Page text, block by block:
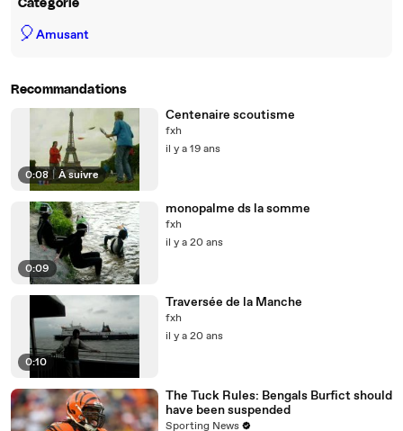
Catégorie
🎈Amusant
Recommandations
0:08 | À suivre
Centenaire scoutisme
fxh
il y a 19 ans
0:09
monopalme ds la somme
fxh
il y a 20 ans
0:10
Traversée de la Manche
fxh
il y a 20 ans
The Tuck Rules: Bengals Burfict should
have been suspended
Sporting News